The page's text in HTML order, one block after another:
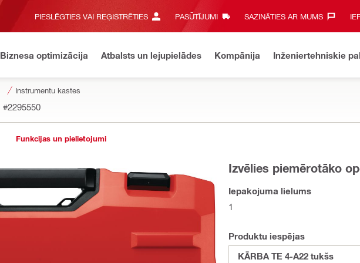
PIESLĒGTIES VAI REĢISTRĒTIES PASŪTĪJUMI SAZINĀTIES AR MUMS‎
Biznesa optimizācija Atbalsts un lejupielādes Kompānija Inženiertehniskie
Instrumentu kastes
#2295550
Funkcijas un pielietojumi
Izvēlies piemērotāko
Iepakojuma lielums
1
Produktu iespējas
KĀRBA TE 4-A22 tukšs